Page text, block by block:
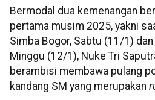
Bermodal dua kemenangan
pertama musim 2025, yakni
Simba Bogor, Sabtu (11/1)
Minggu (12/1), Nuke Tri
berambisi membawa pulang
kandang SM yang merupakan